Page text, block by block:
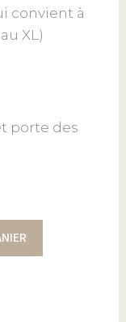
convient à
XL)
porte des